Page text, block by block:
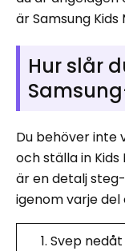
är Samsung
Hur slår
Du behöver inte
och ställa in Kids
är en detalj
igenom varje del
Svep